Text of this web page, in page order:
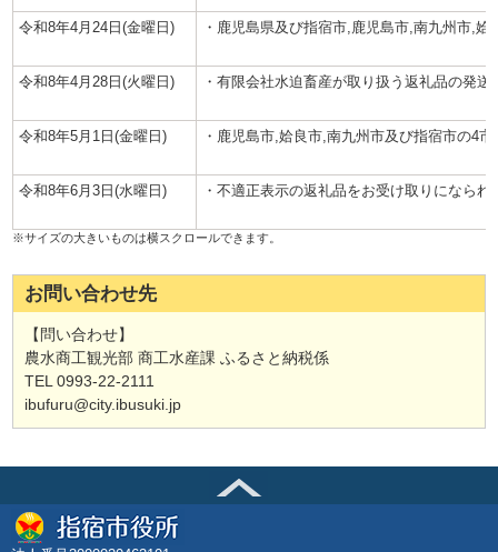
令和8年4月24日(金曜日) ・鹿児島県及び指宿市,鹿児島市,南九州市,
令和8年4月28日(火曜日) ・有限会社水迫畜産が取り扱う返礼品の発
令和8年5月1日(金曜日) ・鹿児島市,姶良市,南九州市及び指宿市の4
令和8年6月3日(水曜日) ・不適正表示の返礼品をお受け取りになら
お問い合わせ先
【問い合わせ】
農水商工観光部 商工水産課 ふるさと納税係
TEL 0993-22-2111
ibufuru@city.ibusuki.jp